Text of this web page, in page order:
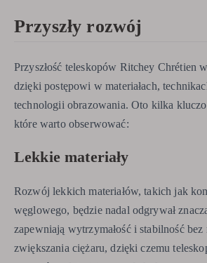
Przyszły rozwój
Przyszłość teleskopów Ritchey Chrétien
dzięki postępowi w materiałach,
technologii obrazowania. Oto kilka
które warto obserwować:
Lekkie materiały
Rozwój lekkich materiałów, takich jak
węglowego, będzie nadal odgrywał
zapewniają wytrzymałość i stabilność bez
zwiększania ciężaru, dzięki czemu